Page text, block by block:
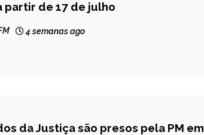
partir de 17 de julho
4 semanas ago
da Justiça são presos pela PM em